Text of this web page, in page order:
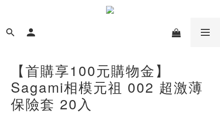
【首購享100元購物金】
Sagami相模元祖 002 超激薄
保險套 20入